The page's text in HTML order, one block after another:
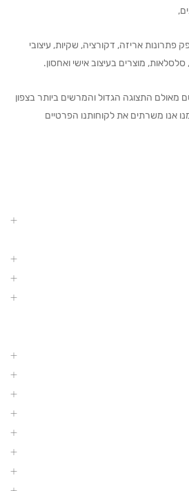
פתרונות אריזה, דקורציה, שקיות, עיצובי
מוצרים בעיצוב אישי ואחסון.
מאולם התצוגה הגדול והמרשים ביותר בצפון
מטרים, וממנו אנו משרתים את לקוחותנו הפרטיים